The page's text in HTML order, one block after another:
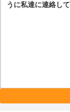
うに私達に連絡し